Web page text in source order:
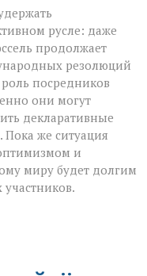
русле: даже
продолжает
резолюций
посредников
они могут
декларативные
же ситуация
и
миру будет долгим
участников.